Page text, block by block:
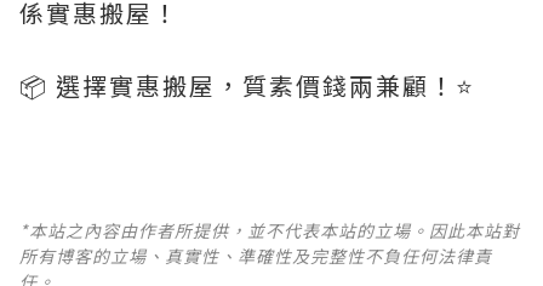
係實惠搬屋！
📦 選擇實惠搬屋，質素價錢兩兼顧！⭐️
*本站之內容由作者所提供，並不代表本站的立場。因此本站對
所有博客的立場、真實性、準確性及完整性不負任何法律責
任。